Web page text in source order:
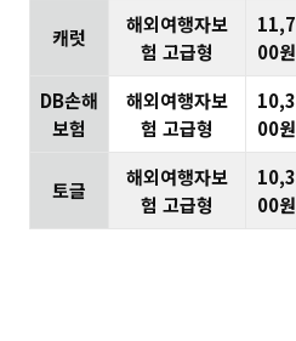
캐럿
해외여행자보
험 고급형
11,7
00원
DB손해
보험
해외여행자보
험 고급형
10,3
00원
토글
해외여행자보
험 고급형
10,3
00원